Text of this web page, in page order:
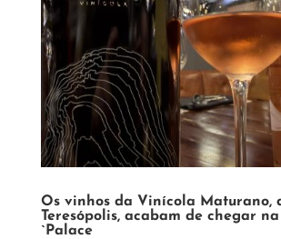
Os vinhos da Vinícola Maturano,
Teresópolis, acabam de chegar
`Palace